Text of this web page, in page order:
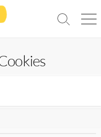
Alternar